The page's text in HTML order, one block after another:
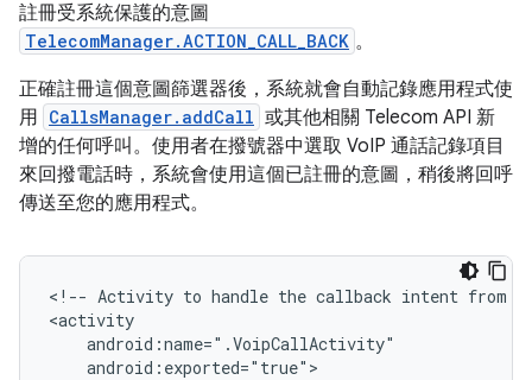
註冊受系統保護的意圖
TelecomManager.ACTION_CALL_BACK 。
正確註冊這個意圖篩選器後，系統就會自動記錄應用程式使
用 CallsManager.addCall 或其他相關 Telecom API 新
增的任何呼叫。使用者在撥號器中選取 VoIP 通話記錄項目
來回撥電話時，系統會使用這個已註冊的意圖，稍後將回呼
傳送至您的應用程式。
<!-- Activity to handle the callback intent from
android:exported="true">